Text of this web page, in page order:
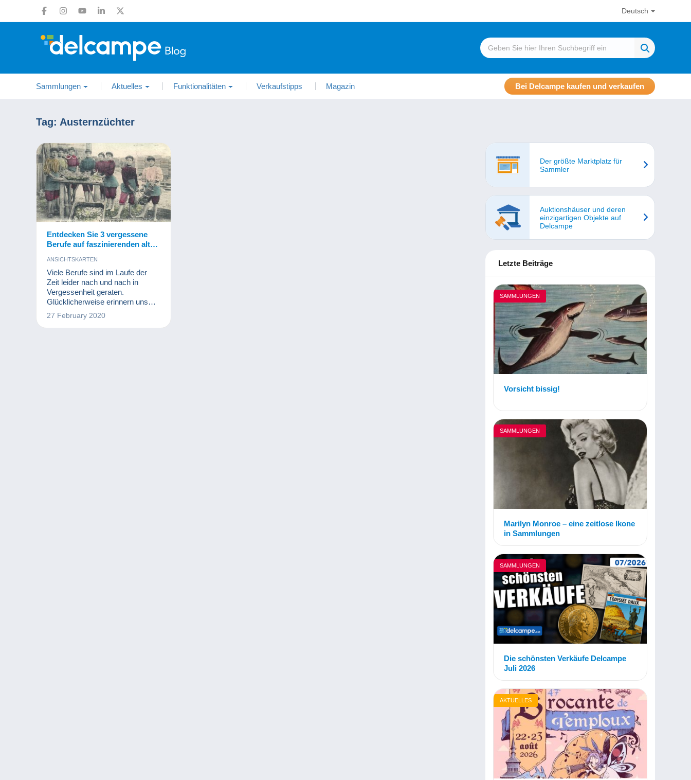
Deutsch
Sammlungen Aktuelles Funktionalitäten Verkaufstipps Magazin Bei Delcampe kaufen und verkaufen
Tag: Austernzüchter
Entdecken Sie 3 vergessene
Berufe auf faszinierenden alten
ANSICHTSKARTEN
Viele Berufe sind im Laufe der
Zeit leider nach und nach in
Vergessenheit geraten.
Glücklicherweise erinnern uns
alte Fotos oder Postkarten an ihre
27 February 2020
Der größte Marktplatz für
Sammler
Auktionshäuser und deren
einzigartigen Objekte auf
Delcampe
Letzte Beiträge
SAMMLUNGEN
Vorsicht bissig!
SAMMLUNGEN
Marilyn Monroe – eine zeitlose Ikone
in Sammlungen
SAMMLUNGEN
Die schönsten Verkäufe Delcampe
Juli 2026
AKTUELLES